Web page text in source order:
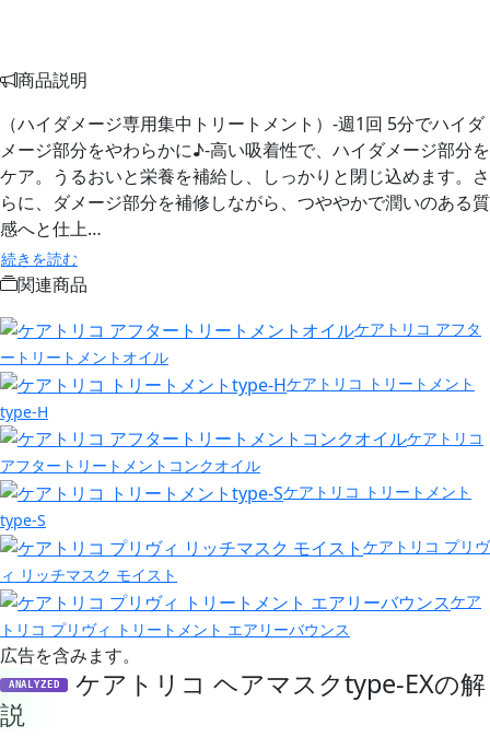
商品説明
（ハイダメージ専用集中トリートメント）-週1回 5分でハイダ
メージ部分をやわらかに♪-高い吸着性で、ハイダメージ部分を
ケア。うるおいと栄養を補給し、しっかりと閉じ込めます。さ
らに、ダメージ部分を補修しながら、つややかで潤いのある質
感へと仕上…
続きを読む
関連商品
ケアトリコ アフタ
ートリートメントオイル
ケアトリコ トリートメント
type-H
ケアトリコ
アフタートリートメントコンクオイル
ケアトリコ トリートメント
type-S
ケアトリコ プリヴ
ィ リッチマスク モイスト
ケア
トリコ プリヴィ トリートメント エアリーバウンス
広告を含みます。
ANALYZED
ケアトリコ ヘアマスクtype-EXの解
説